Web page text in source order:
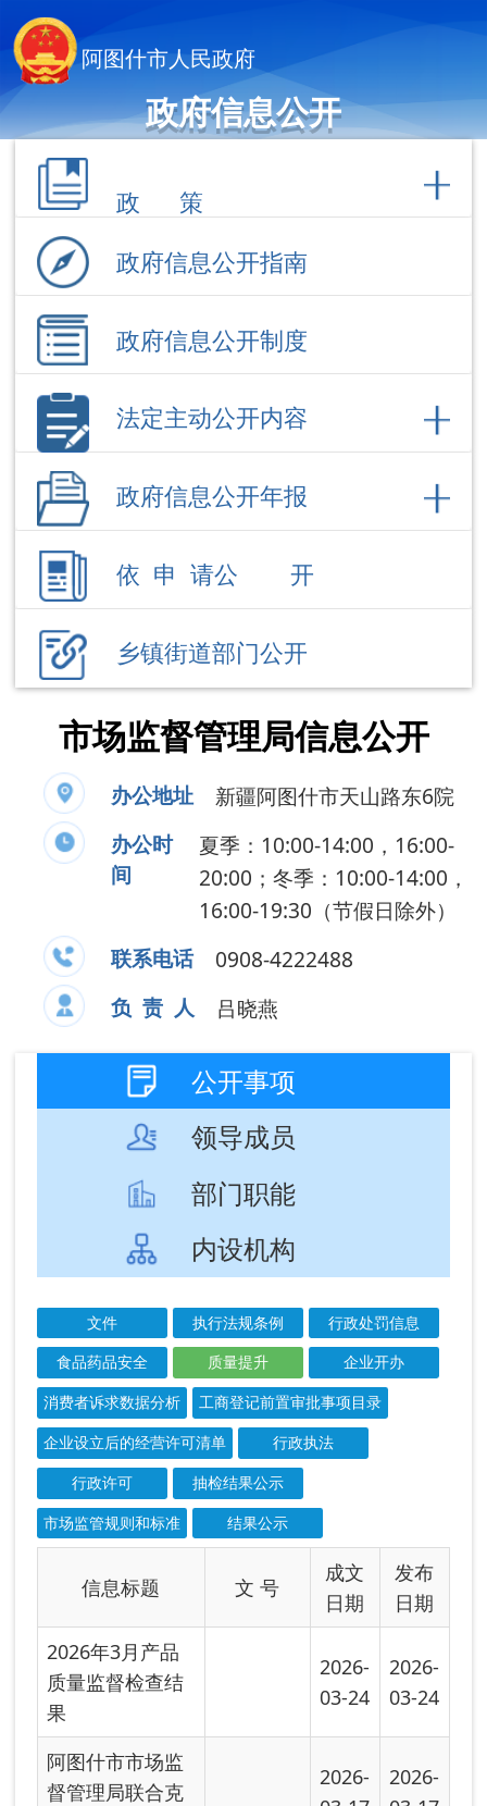
阿图什市人民政府
政府信息公开
政府信息公开指南
政府信息公开制度
法定主动公开内容
政府信息公开年报
依 申 请公 开
市场监督管理局信息公开
办公地址
新疆阿图什市天山路东6院
间
20:00；冬季：10:00-14:00，
16:00-19:30（节假日除外）
联系电话
0908-4222488
负 责 人
吕晓燕
公开事项
领导成员
部门职能
执行法规条例
行政处罚信息
质量提升
企业开办
企业设立后的经营许可清单
行政执法
抽检结果公示
市场监管规则和标准
信息标题 文 号
成文
日期
发布
日期
2026年3月产品
质量监督检查结
果
2026-
03-24
2026-
03-24
阿图什市市场监
督管理局联合克
州食品药品检...
2026-
03-17
质量监督检查结
02-26
2026-
02-26
2026年1月产品
质量监督检查结
果
2026-
01-21
2025年12月产品
质量监督检查结
果
12-24